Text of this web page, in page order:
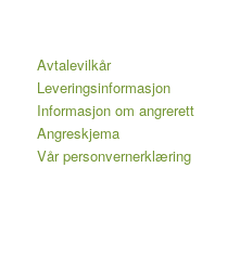
Avtalevilkår
Leveringsinformasjon
Informasjon om angrerett
Angreskjema
Vår personvernerklæring